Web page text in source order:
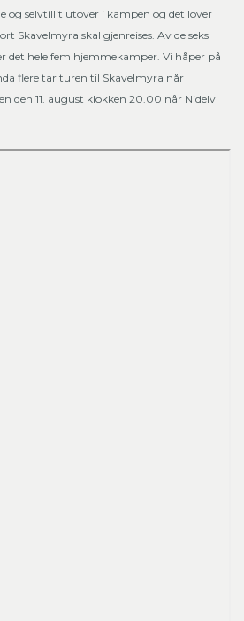
og selvtillit utover i kampen og det lover
Skavelmyra skal gjenreises. Av de seks
det hele fem hjemmekamper. Vi håper på
flere tar turen til Skavelmyra når
den 11. august klokken 20.00 når Nidelv